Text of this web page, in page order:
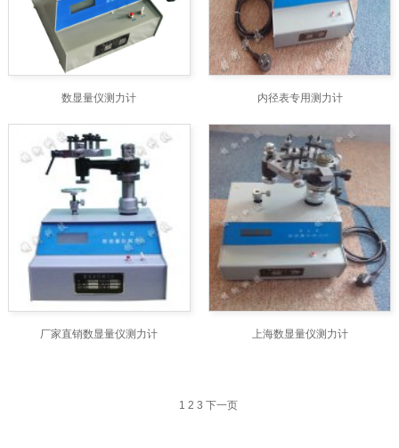
数显量仪测力计 内径表专用测力计
厂家直销数显量仪测力计 上海数显量仪测力计
1 2 3 下一页